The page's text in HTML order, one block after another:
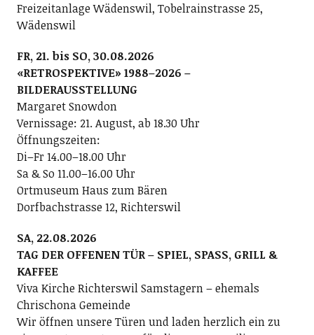
Freizeitanlage Wädenswil, Tobelrainstrasse 25,
Wädenswil
FR, 21. bis SO, 30.08.2026
«RETROSPEKTIVE» 1988–2026 –
BILDERAUSSTELLUNG
Margaret Snowdon
Vernissage: 21. August, ab 18.30 Uhr
Öffnungszeiten:
Di–Fr 14.00–18.00 Uhr
Sa & So 11.00–16.00 Uhr
Ortmuseum Haus zum Bären
Dorfbachstrasse 12, Richterswil
SA, 22.08.2026
TAG DER OFFENEN TÜR – SPIEL, SPASS, GRILL &
KAFFEE
Viva Kirche Richterswil Samstagern – ehemals
Chrischona Gemeinde
Wir öffnen unsere Türen und laden herzlich ein zu